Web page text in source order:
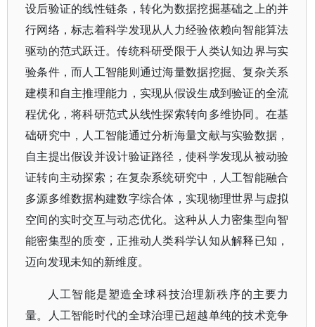
设后验证的线性链条，转化为数据挖掘基础之上的并
行网络，标志着科学发现从人力经验依赖向智能算法
驱动的范式跃迁。传统科研受限于人类认知边界与实
验条件，而人工智能则通过海量数据挖掘、复杂关系
建模和自主推理能力，实现从假设生成到验证的全流
程优化，将科研范式从线性探索转向多维协同。在基
础研究中，人工智能通过分析海量文献与实验数据，
自主提出假设并设计验证路径，使科学发现从被动验
证转向主动探索；在复杂系统研究中，人工智能融合
多源多维数据构建数字综合体，实现物理世界与虚拟
空间的实时交互与动态优化。这种从人力密集型向智
能密集型的质变，正推动人类科学认知从解释已知，
迈向发现未知的新维度。
人工智能是塑造全球科技治理新秩序的主要力
量。人工智能时代的全球治理已超越单纯的技术竞争